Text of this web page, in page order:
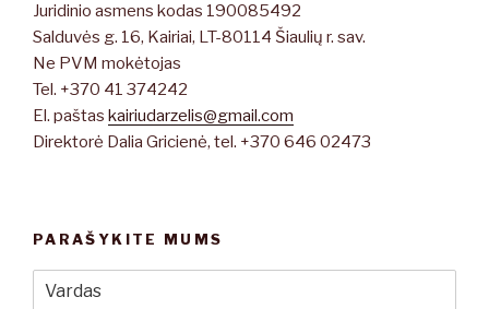
Juridinio asmens kodas 190085492
Salduvės g. 16, Kairiai, LT-80114 Šiaulių r. sav.
Ne PVM mokėtojas
Tel. +370 41 374242
El. paštas kairiudarzelis@gmail.com
Direktorė Dalia Gricienė, tel. +370 646 02473
PARAŠYKITE MUMS